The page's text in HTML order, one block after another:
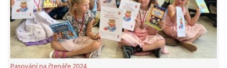
FREE WIFI
VÝZNAČNÍ RODÁCI
Pasování na čtenáře 2024